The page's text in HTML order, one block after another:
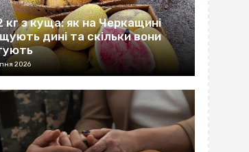
кг з куща: як на Черкащині
дині та скільки вони
2026